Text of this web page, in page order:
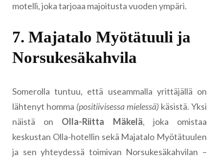
motelli, joka tarjoaa majoitusta vuoden ympäri.
7. Majatalo Myötätuuli ja
Norsukesäkahvila
Somerolla tuntuu, että useammalla yrittäjällä on
lähtenyt homma (positiivisessa mielessä) käsistä. Yksi
näistä on Olla-Riitta Mäkelä, joka omistaa
keskustan Olla-hotellin sekä Majatalo Myötätuulen
ja sen yhteydessä toimivan Norsukesäkahvilan –